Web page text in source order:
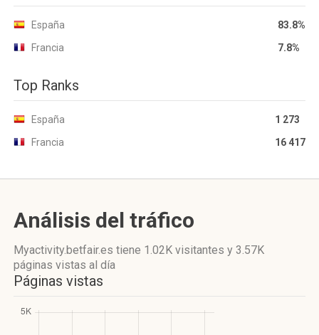
España
83.8%
Francia
7.8%
Top Ranks
España
1 273
Francia
16 417
Análisis del tráfico
Myactivity.betfair.es tiene 1.02K visitantes y 3.57K
páginas vistas al día
Páginas vistas